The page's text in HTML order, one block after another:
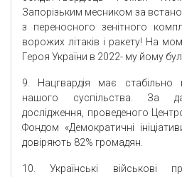
Запорізьким месником за
з переносного зенітного
ворожих літаків і ракету! На
Героя України в 2022- му йому
9. Нацгвардія має стабільно
нашого суспільства. За
дослідження, проведеного
Фондом «Демократичні
довіряють 82% громадян.
10. Українські військові